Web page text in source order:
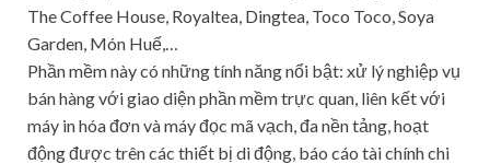
The Coffee House, Royaltea, Dingtea, Toco Toco, Soya
Garden, Món Huế,…
Phần mềm này có những tính năng nổi bật: xử lý nghiệp vụ
bán hàng với giao diện phần mềm trực quan, liên kết với
máy in hóa đơn và máy đọc mã vạch, đa nền tảng, hoạt
động được trên các thiết bị di động, báo cáo tài chính chi